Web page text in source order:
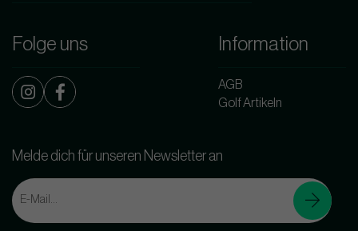
Folge uns Information
AGB
Golf Artikeln
Melde dich für unseren Newsletter an